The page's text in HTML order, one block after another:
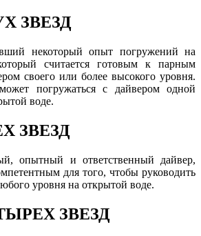
ЗВЕЗД
некоторый опыт погружений на
считается готовым к парным
своего или более высокого уровня.
погружаться с дайвером одной
воде.
ЗВЕЗД
опытный и ответственный дайвер,
для того, чтобы руководить
уровня на открытой воде.
ЗВЕЗД